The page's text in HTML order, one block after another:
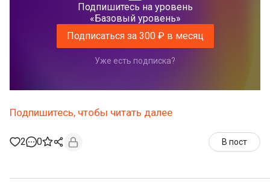
Подпишитесь на уровень
«Базовый уровень»
Подписаться за 300 ₽ в месяц
Уже есть подписка?
Подпишитесь, чтобы читать далее
2 0 В пост